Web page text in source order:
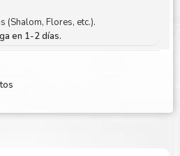
(Shalom, Flores, etc.).
en 1-2 días.